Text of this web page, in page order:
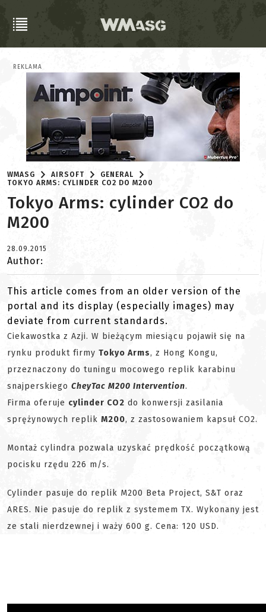
REKLAMA
WMASG AIRSOFT
GENERAL
TOKYO ARMS: CYLINDER CO2 DO M200
Tokyo Arms: cylinder CO2 do
M200
28.09.2015
Author:
This article comes from an older version of the
portal and its display (especially images) may
deviate from current standards.
Ciekawostka z Azji. W bieżącym miesiącu pojawił się na
rynku produkt firmy Tokyo Arms, z Hong Kongu,
przeznaczony do tuningu mocowego replik karabinu
snajperskiego CheyTac M200 Intervention.
Firma oferuje cylinder CO2 do konwersji zasilania
sprężynowych replik M200, z zastosowaniem kapsuł CO2.
Montaż cylindra pozwala uzyskać prędkość początkową
pocisku rzędu 226 m/s.
Cylinder pasuje do replik M200 Beta Project, S&T oraz
ARES. Nie pasuje do replik z systemem TX. Wykonany jest
ze stali nierdzewnej i waży 600 g. Cena: 120 USD.